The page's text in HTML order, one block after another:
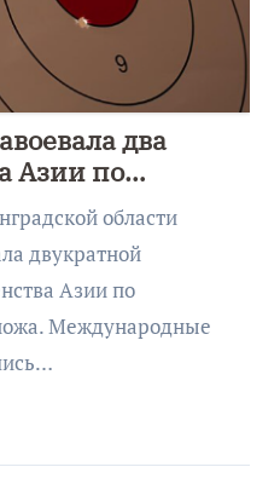
два
Азии по
области
двукратной
Азии по
Международные